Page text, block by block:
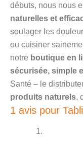
débuts, nous nous
naturelles et
soulager les
ou cuisiner
notre boutique en
sécurisée, simple
Santé – le
produits naturels,
1 avis pour